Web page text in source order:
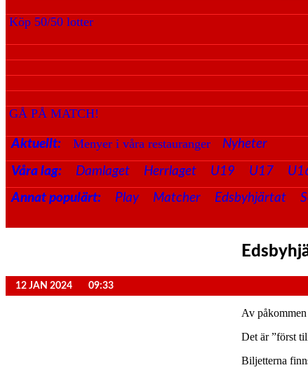
Köp 50/50 lotter
GÅ PÅ MATCH!
Aktuellt: Menyer i våra restauranger Nyheter
Våra lag: Damlaget Herrlaget U19 U17
Annat populärt:
Play Matcher Edsbyhjärtat
12 JAN 2024 09:33
Av
Det är ”först
Biljetterna